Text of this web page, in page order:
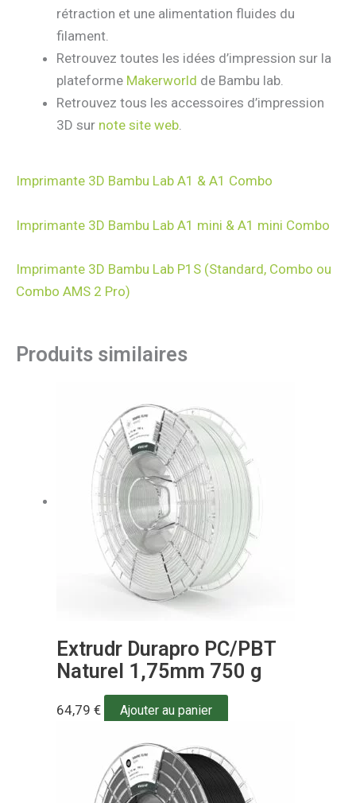
rétraction et une alimentation fluides du
filament.
Retrouvez toutes les idées d’impression sur la
plateforme Makerworld de Bambu lab.
Retrouvez tous les accessoires d’impression
3D sur note site web
Imprimante 3D Bambu Lab A1 & A1 Combo
Imprimante 3D Bambu Lab A1 mini & A1 mini Combo
Imprimante 3D Bambu Lab P1S (Standard, Combo ou
Combo AMS 2 Pro)
Produits similaires
Extrudr Durapro PC/PBT
Naturel 1,75mm 750 g
64,79 € Ajouter au panier